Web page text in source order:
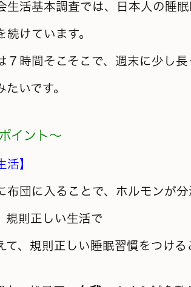
生活基本調査では、日本人の睡眠
続けています。
７時間そこそこで、週末に少し
いです。
イント～
活】
布団に入ることで、ホルモンが
規則正しい生活で
、 規則正しい睡眠習慣をつける